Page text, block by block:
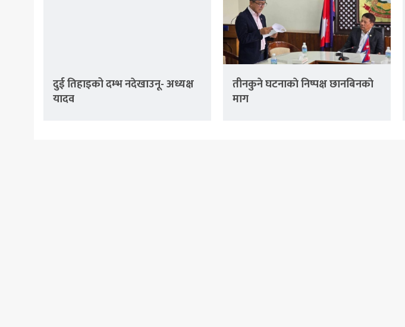
दुई तिहाइको दम्भ नदेखाउनू- अध्यक्ष
यादव
तीनकुने घटनाकाे निष्पक्ष छानबिनकाे
माग